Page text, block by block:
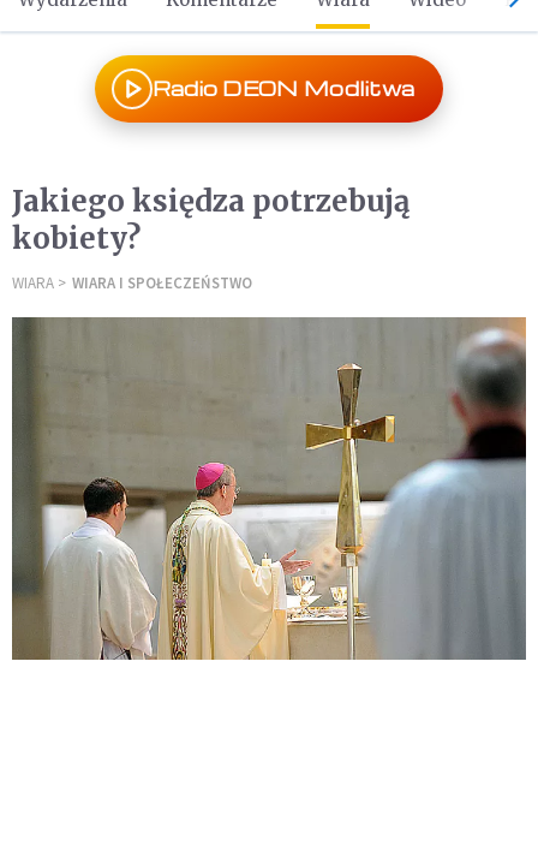
Radio DEON Modlitwa
Jakiego księdza potrzebują
kobiety?
WIARA WIARA I SPOŁECZEŃSTWO